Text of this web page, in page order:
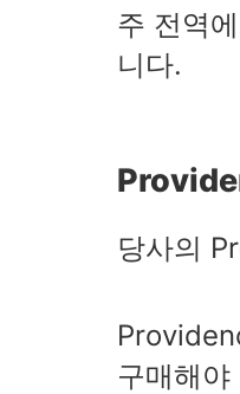
주 전역
니다.
당사의
구매해야